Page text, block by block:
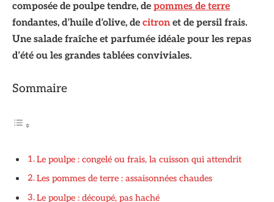
composée de poulpe tendre, de pommes de terre
fondantes, d’huile d’olive, de citron et de persil frais.
Une salade fraîche et parfumée idéale pour les repas
d’été ou les grandes tablées conviviales.
Sommaire
Le poulpe : congelé ou frais, la cuisson qui attendrit
Les pommes de terre : assaisonnées chaudes
Le poulpe : découpé, pas haché